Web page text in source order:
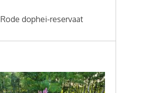
Rode dophei-reservaat